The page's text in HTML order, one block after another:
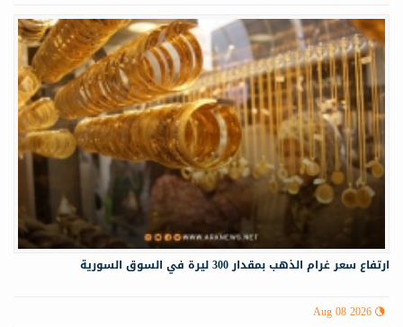
ارتفاع سعر غرام الذهب بمقدار 300 ليرة في السوق السورية
Aug 08 2026